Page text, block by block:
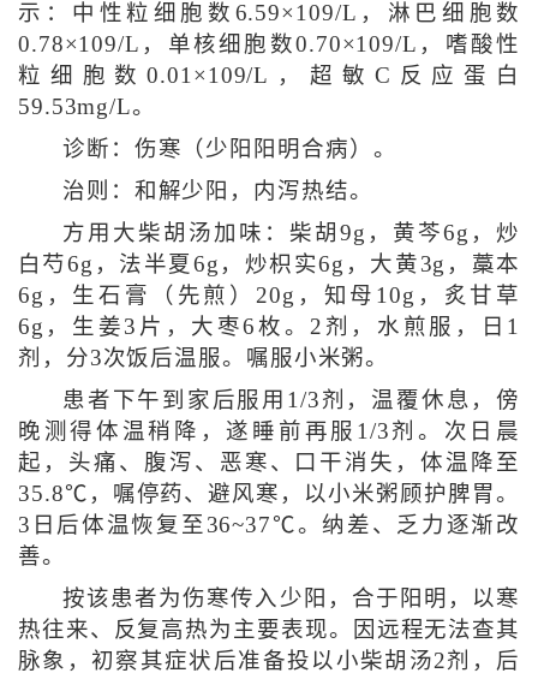
示：中性粒细胞数6.59×109/L，淋巴细胞数
0.78×109/L，单核细胞数0.70×109/L，嗜酸性
粒细胞数0.01×109/L，超敏C反应蛋白
59.53mg/L。
诊断：伤寒（少阳阳明合病）。
治则：和解少阳，内泻热结。
方用大柴胡汤加味：柴胡9g，黄芩6g，炒
白芍6g，法半夏6g，炒枳实6g，大黄3g，藁本
6g，生石膏（先煎）20g，知母10g，炙甘草
6g，生姜3片，大枣6枚。2剂，水煎服，日1
剂，分3次饭后温服。嘱服小米粥。
患者下午到家后服用1/3剂，温覆休息，傍
晚测得体温稍降，遂睡前再服1/3剂。次日晨
起，头痛、腹泻、恶寒、口干消失，体温降至
35.8℃，嘱停药、避风寒，以小米粥顾护脾胃。
3日后体温恢复至36~37℃。纳差、乏力逐渐改
善。
按该患者为伤寒传入少阳，合于阳明，以寒
热往来、反复高热为主要表现。因远程无法查其
脉象，初察其症状后准备投以小柴胡汤2剂，后